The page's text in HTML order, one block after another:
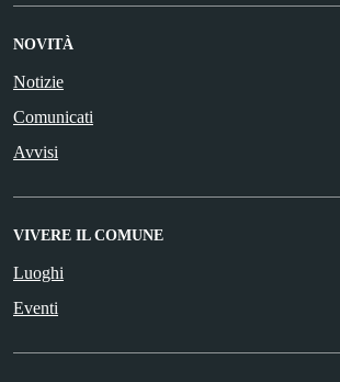
NOVITÀ
Notizie
Comunicati
Avvisi
VIVERE IL COMUNE
Luoghi
Eventi